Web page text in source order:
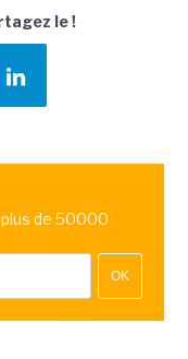
le !
de 50000
OK